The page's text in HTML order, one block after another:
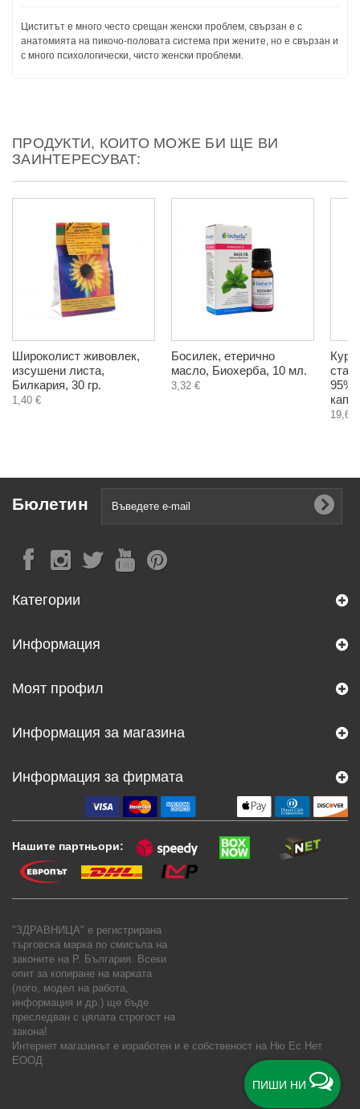
ПИШИ НИ
Циститът е много често срещан женски проблем, свързан е с
анатомията на пикочо-половата система при жените, но е свързан и
с много психологически, чисто женски проблеми.
ПРОДУКТИ, КОИТО МОЖЕ БИ ЩЕ ВИ
ЗАИНТЕРЕСУВАТ:
Широколист живовлек,
изсушени листа,
Билкария, 30 гр.
1,40 €
Босилек, етерично
масло, Биохерба, 10 мл.
3,32 €
95%,
19,63
Бюлетин
Категории
Информация
Моят профил
Информация за магазина
Информация за фирмата
Нашите партньори:
"ЗДРАВНИЦА" е регистрирана
търговска марка по смисъла на
законите на Р. България. Всеки
опит за копиране на марката
(лого, модел на работа,
информация и др.) ще бъде
преследван с цялата строгост на
закона!
Интернет магазинът е изработен и е собственост на Ню Ес Нет
ЕООД